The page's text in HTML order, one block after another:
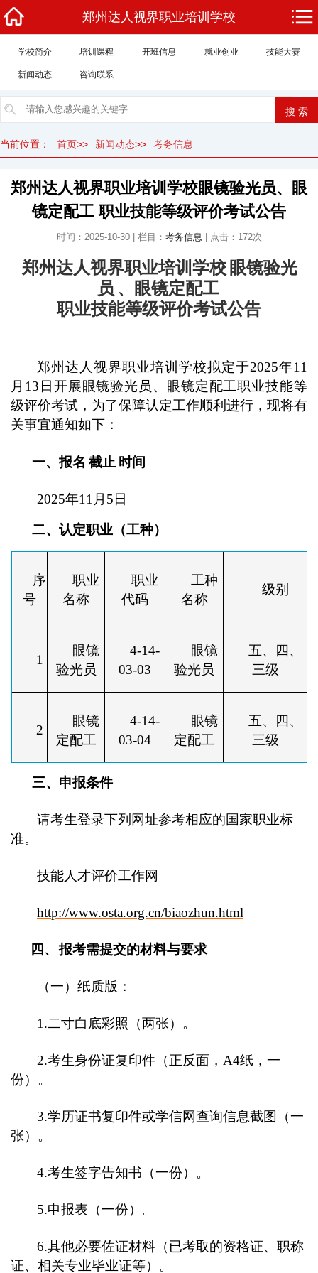
郑州达人视界职业培训学校
学校简介 培训课程 开班信息 就业创业 技能大赛
新闻动态 咨询联系
当前位置： 首页>> 新闻动态>> 考务信息
郑州达人视界职业培训学校眼镜验光员、眼
镜定配工 职业技能等级评价考试公告
时间：2025-10-30 | 栏目： 考务信息 | 点击：172次
郑州达人视界职业培训学校 眼镜验光
员 、眼镜定配工
职业技能等级评价考试公告
郑州达人视界职业培训学校拟定于2025年11
月13日开展眼镜验光员、眼镜定配工职业技能等
级评价考试，为了保障认定工作顺利进行，现将有
关事宜通知如下：
一、报名 截止 时间
2025年11 月 5 日
二、认定职业（工种）
序
号
职业
名称
职业
代码
工种
名称
级别
1
眼镜
验光员
4-14-
03-03
眼镜
验光员
五、四、
三级
2
眼镜
定配工
4-14-
03-04
眼镜
定配工
五、四、
三级
三、申报条件
请考生登录下列网址参考相应的国家职业标
准。
技能人才评价工作网
http://www.osta.org.cn/biaozhun.html
四、 报考需提交的材料与要求
（一）纸质版：
1.二寸白底彩照（两张）。
2.考生身份证复印件（正反面，A4纸，一
份）。
3.学历证书复印件或学信网查询信息截图（一
张）。
4.考生签字告知书（一份）。
5.申报表（一份） 。
6.其他必要佐证材料（已考取的资格证、职称
证、相关专业毕业证等）。